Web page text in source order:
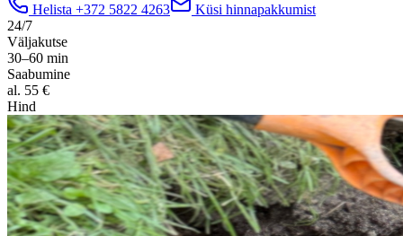
Helista +372 5822 4263
Küsi hinnapakkumist
24/7
Väljakutse
30–60 min
Saabumine
al. 55 €
Hind